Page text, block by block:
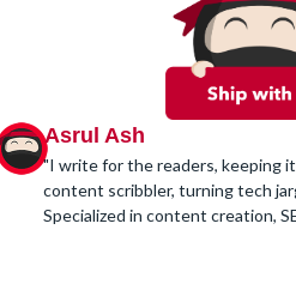
Asrul Ash
"I write for the readers, keeping
content scribbler, turning tech
Specialized in content creation,